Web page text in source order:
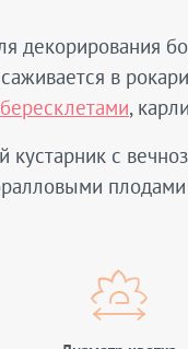
декорирования
в
бересклетами,
кустарник с